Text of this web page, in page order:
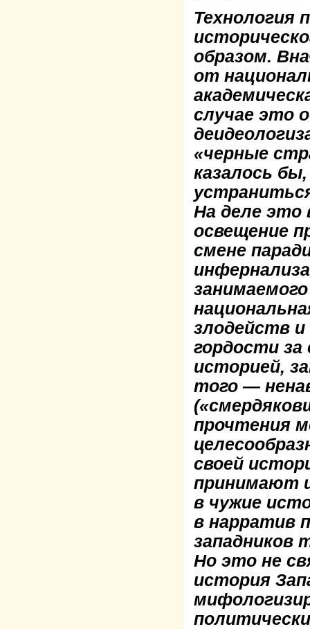
Технология
образом.
от
случае это
«черные
казалось
На деле это
освещение
смене
злодейств
гордости за
историей,
того —
прочтения
своей
принимают
в чужие
в нарратив
западников
Но это не
история